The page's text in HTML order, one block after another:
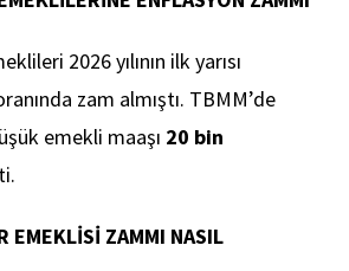
2026 yılının ilk yarısı
zam almıştı. TBMM’de
emekli maaşı 20 bin
EMEKLİSİ ZAMMI NASIL